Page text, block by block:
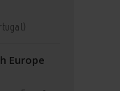
Europe